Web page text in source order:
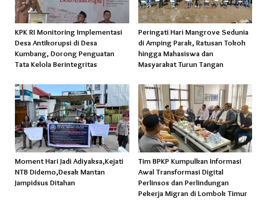
KPK RI Monitoring Implementasi
Desa Antikorupsi di Desa
Kumbang, Dorong Penguatan
Tata Kelola Berintegritas
Peringati Hari Mangrove Sedunia
di Amping Parak, Ratusan Tokoh
hingga Mahasiswa dan
Masyarakat Turun Tangan
Moment Hari Jadi Adiyaksa,Kejati
NTB Didemo,Desak Mantan
Jampidsus Ditahan
Tim BPKP Kumpulkan Informasi
Awal Transformasi Digital
Perlinsos dan Perlindungan
Pekerja Migran di Lombok Timur